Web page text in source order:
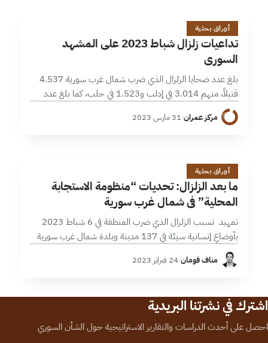
ت6 دقائق
أوراق بحثية
تداعيات زلزال شباط 2023 على المشهد
السوري
بلغ عدد ضحايا الزلزال الذي ضرب شمال غرب سورية 4.537
قتيلاً، منهم 3.014 في إدلب و1.523 في حلب، كما بلغ عدد
الأفراد المتضررين منه بشكل مباشر ما يقارب 1.05 مليون…
مركز عمران·31 مارس 2023
م
12 دقائق
أوراق بحثية
ما بعد الزلزال: تحديات “منظومة الاستجابة
المحلية” في شمال غرب سورية
تمهيد تسبب الزلزال الذي ضرب المنطقة في 6 شباط 2023
بأوضاعٍ إنسانية سيئة في 137 مدينة وبلدة شمال غرب سورية
مخلفاً شريحة متضررين يصل عددها إلى قرابة المليون نسمة
(حوالي…مناف قومان·24 فبراير 2023
اشترك في نشرتنا البريدية
احصل على أحدث الدراسات والتقارير الاستراتيجية حول الشأن السوري